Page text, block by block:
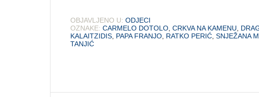
OBJAVLJENO U: ODJECI
OZNAKE: CARMELO DOTOLO CRKVA NA KAMENU
KALAITZIDIS PAPA FRANJO RATKO PERIĆ SNJEŽANA
TANJIĆ